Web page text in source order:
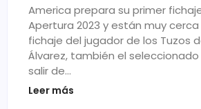
America prepara su primer
Apertura 2023 y están muy
fichaje del jugador de los Tuzos
Álvarez, también el
salir de…
Leer más